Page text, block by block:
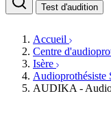
Médecins
Écoles
Fournisseurs
Services
Formations
Produits
Test d'audition
Accueil
Centre
Isère
AUDIKA -